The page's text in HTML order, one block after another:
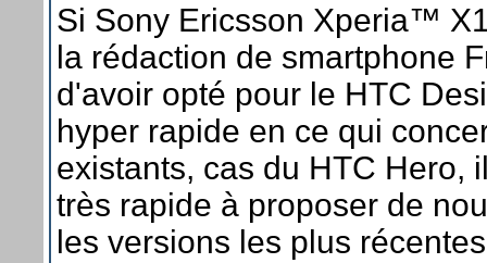
Si Sony Ericsson Xperia™
la rédaction de smartphone
d'avoir opté pour le HTC
hyper rapide en ce qui
existants, cas du HTC Hero,
très rapide à proposer de
les versions les plus